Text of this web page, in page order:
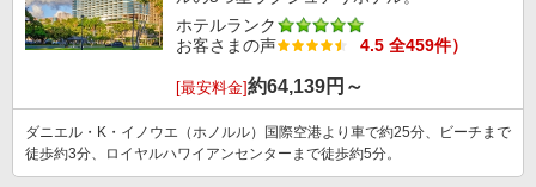
ホテルランク
お客さまの声
4.5 全459件）
[最安料金]約64,139円～
ダニエル・K・イノウエ（ホノルル）国際空港より車で約25分、ビーチまで
徒歩約3分、ロイヤルハワイアンセンターまで徒歩約5分。